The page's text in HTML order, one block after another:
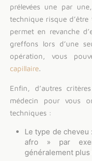
prélevées une par
technique risque
permet en revanche
greffons lors d’une
opération, vous
capillaire.
Enfin, d’autres
médecin pour vous
techniques :
Le type de
afro » par
généralement